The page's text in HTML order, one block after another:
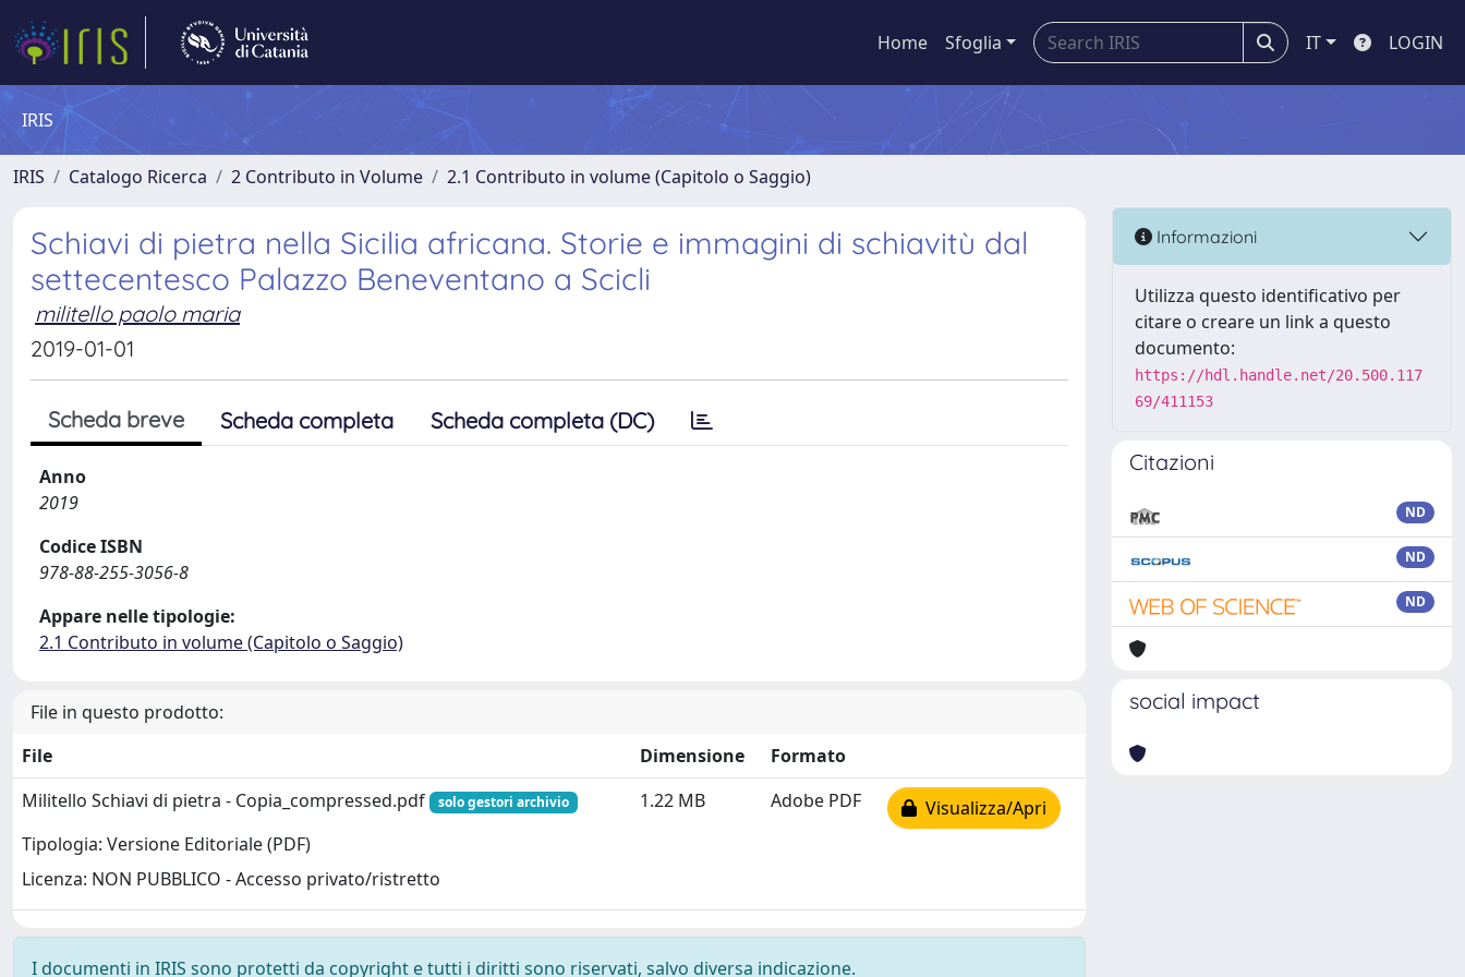
Home Sfoglia IT LOGIN
IRIS
IRIS Catalogo Ricerca 2 Contributo in Volume 2.1 Contributo in volume (Capitolo o Saggio)
Schiavi di pietra nella Sicilia africana. Storie e immagini di schiavitù dal
settecentesco Palazzo Beneventano a Scicli
militello paolo maria
2019-01-01
Scheda breve Scheda completa Scheda completa (DC)
Anno
2019
Codice ISBN
978-88-255-3056-8
Appare nelle tipologie:
2.1 Contributo in volume (Capitolo o Saggio)
File in questo prodotto:
File
Dimensione
Formato
Militello Schiavi di pietra - Copia_compressed.pdf
solo gestori archivio
Tipologia: Versione Editoriale (PDF)
Licenza: NON PUBBLICO - Accesso privato/ristretto
1.22 MB Adobe PDF Visualizza/Apri
I documenti in IRIS sono protetti da copyright e tutti i diritti sono riservati, salvo diversa indicazione.
Informazioni
Utilizza questo identificativo per
citare o creare un link a questo
documento:
https://hdl.handle.net/20.500.117
69/411153
Citazioni
ND
ND
ND
social impact